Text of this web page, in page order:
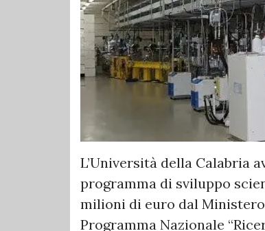
L’Università della Calabria
programma di sviluppo
milioni di euro dal Ministero
Programma Nazionale